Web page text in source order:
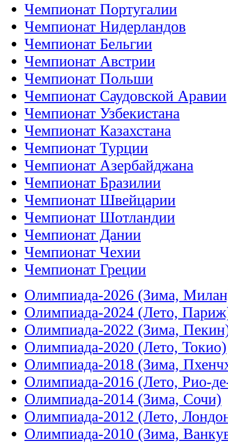
Чемпионат Португалии
Чемпионат Нидерландов
Чемпионат Бельгии
Чемпионат Австрии
Чемпионат Польши
Чемпионат Саудовской Аравии
Чемпионат Узбекистана
Чемпионат Казахстана
Чемпионат Турции
Чемпионат Азербайджана
Чемпионат Бразилии
Чемпионат Швейцарии
Чемпионат Шотландии
Чемпионат Дании
Чемпионат Чехии
Чемпионат Греции
Олимпиада-2026 (Зима,
Олимпиада-2024 (Лето,
Олимпиада-2022 (Зима,
Олимпиада-2020 (Лето, Токио)
Олимпиада-2018 (Зима,
Олимпиада-2016 (Лето, Рио-
Олимпиада-2014 (Зима, Сочи)
Олимпиада-2012 (Лето,
Олимпиада-2010 (Зима,